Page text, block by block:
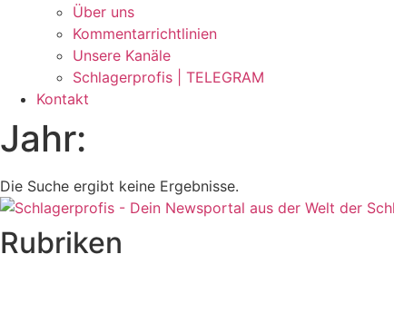
Über uns
Kommentarrichtlinien
Unsere Kanäle
Schlagerprofis | TELEGRAM
Kontakt
Jahr:
Die Suche ergibt keine Ergebnisse.
Rubriken